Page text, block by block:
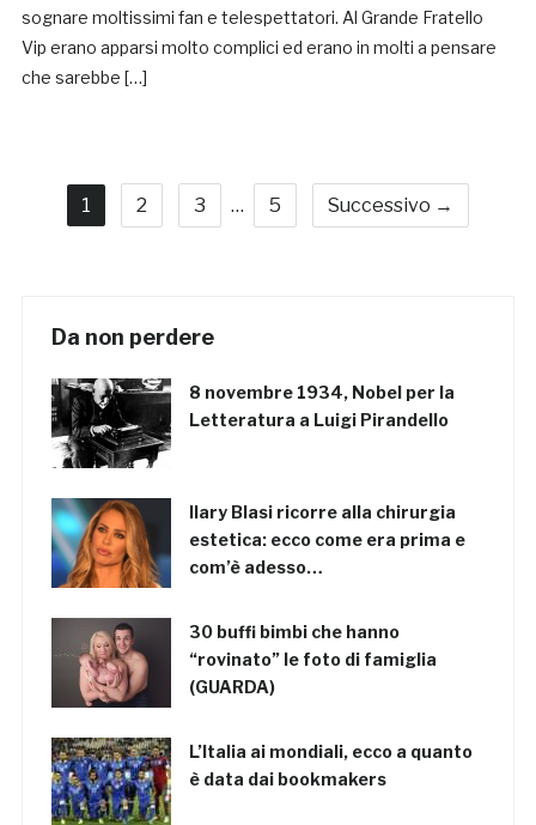
sognare moltissimi fan e telespettatori. Al Grande Fratello
Vip erano apparsi molto complici ed erano in molti a pensare
che sarebbe […]
1 2 3 … 5 Successivo →
Da non perdere
8 novembre 1934, Nobel per la
Letteratura a Luigi Pirandello
Ilary Blasi ricorre alla chirurgia
estetica: ecco come era prima e
com’è adesso…
30 buffi bimbi che hanno
“rovinato” le foto di famiglia
(GUARDA)
L’Italia ai mondiali, ecco a quanto
è data dai bookmakers